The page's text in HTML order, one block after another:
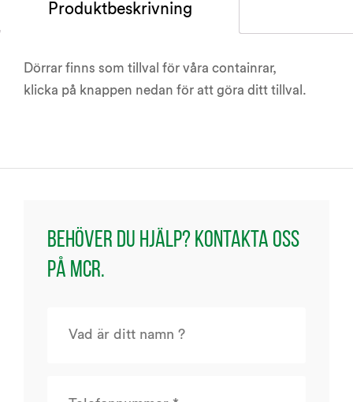
Produktbeskrivning
Dörrar finns som tillval för våra containrar,
klicka på knappen nedan för att göra ditt tillval.
Behöver du hjälp? Kontakta oss
på MCR.